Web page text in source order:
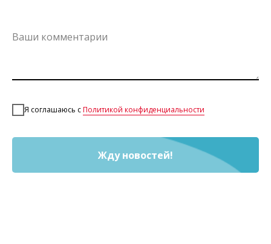
Ваши комментарии
Я соглашаюсь сПолитикой конфиденциальности
Жду новостей!